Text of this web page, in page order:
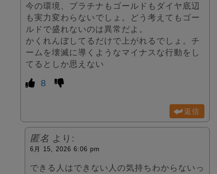
今の環境、プラチナもゴールドもダイヤ底辺
も実力変わらないでしょ。どう考えてもゴー
ルドで盛れないのは異常だよ。
かくれんぼしてるだけで上がれるでしょ。チ
ームを壊滅に導くようなマイナスな行動をし
てるとしか思えない
8
返信
匿名 より:
6月 15, 2026 6:06 pm
できる人はできない人の気持ちわからないっ